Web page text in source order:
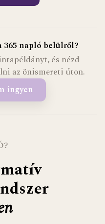
365 napló belülről?
és nézd
az önismereti úton.
ingyen